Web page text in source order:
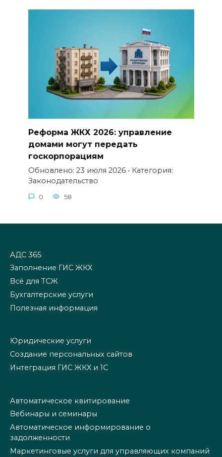
Реформа ЖКХ 2026: управление
домами могут передать
госкорпорациям
Обновлено: 23 июля 2026 • Категория:
Законодательство
0 58
АДС 365
Заполнение ГИС ЖКХ
Всё для ТСЖ
Бухгалтерские услуги
Полезная информация
Юридические услуги
Создание персональных сайтов
Интеграция ГИС ЖКХ и 1С
Автоматическое квитирование
Вебинары и семинары
Автоматическое информирование о
задолженности
Маркетинговые услуги для управляющих компаний